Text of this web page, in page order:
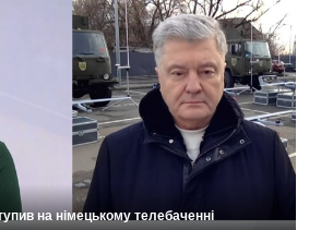
на німецькому телебаченні